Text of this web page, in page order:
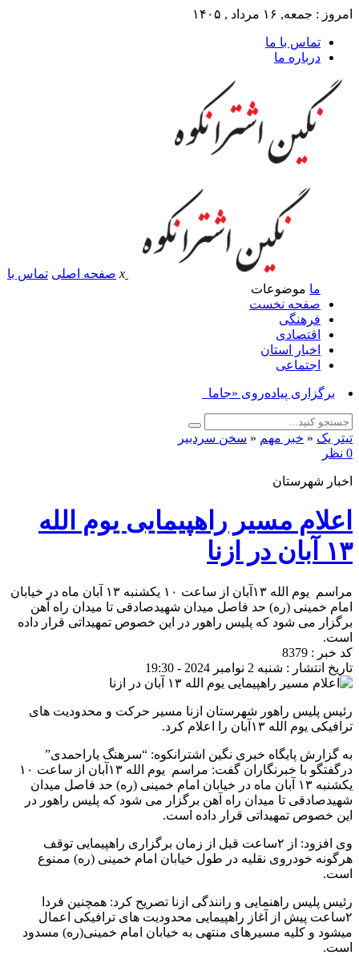
امروز : جمعه, ۱۶ مرداد , ۱۴۰۵
تماس با ما
درباره ما
x صفحه اصلی تماس با
ما موضوعات
صفحه نخست
فرهنگی
اقتصادی
اخبار استان
اجتماعی
برگزاری پیاده‌روی «جاماندگان _
تیتر یک « خبر مهم « سخن سردبیر
0 نظر
اخبار شهرستان
اعلام مسیر راهپیمایی یوم الله
۱۳ آبان در ازنا
مراسم یوم الله ۱۳آبان از ساعت ۱۰ یکشنبه ۱۳ آبان ماه در خیابان
امام خمینی (ره) حد فاصل میدان شهیدصادقی تا میدان راه آهن
برگزار می شود که پلیس راهور در این خصوص تمهیداتی قرار داده
است.
کد خبر : 8379
تاریخ انتشار : شنبه 2 نوامبر 2024 - 19:30
رئیس پلیس راهور شهرستان ازنا مسیر حرکت و محدودیت های
ترافیکی یوم الله ۱۳آبان را اعلام کرد.
به گزارش پایگاه خبری نگین اشترانکوه: “سرهنگ یاراحمدی”
درگفتگو با خبرنگاران گفت: مراسم یوم الله ۱۳آبان از ساعت ۱۰
یکشنبه ۱۳ آبان ماه در خیابان امام خمینی (ره) حد فاصل میدان
شهیدصادقی تا میدان راه آهن برگزار می شود که پلیس راهور در
این خصوص تمهیداتی قرار داده است.
وی افزود: از ۲ساعت قبل از زمان برگزاری راهپیمایی توقف
هرگونه خودروی نقلیه در طول خیابان امام خمینی (ره) ممنوع
است.
رئیس پلیس راهنمایی و رانندگی ازنا تصریح کرد: همچنین فردا
۲ساعت پیش از آغاز راهپیمایی محدودیت های ترافیکی اعمال
میشود و کلیه مسیرهای منتهی به خیابان امام خمینی(ره) مسدود
است.